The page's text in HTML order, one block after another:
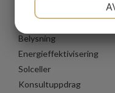
Belysning
Energieffektivisering
Solceller
Konsultuppdrag